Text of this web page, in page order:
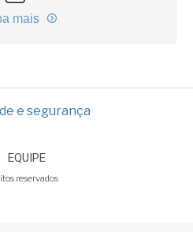
mais
e segurança
EQUIPE
reservados